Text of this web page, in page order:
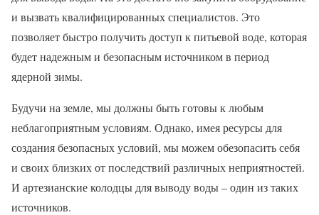
и вызвать квалифицированных специалистов. Это
позволяет быстро получить доступ к питьевой воде, которая
будет надежным и безопасным источником в период
ядерной зимы.
Будучи на земле, мы должны быть готовы к любым
неблагоприятным условиям. Однако, имея ресурсы для
создания безопасных условий, мы можем обезопасить себя
и своих близких от последствий различных неприятностей.
И артезианские колодцы для выводу воды – один из таких
источников.